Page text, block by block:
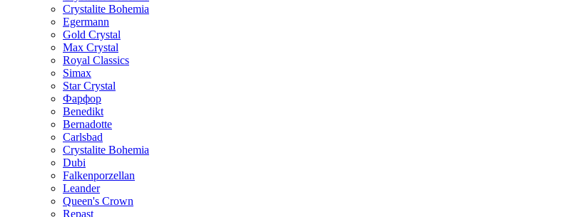
Crystalite Bohemia
Egermann
Gold Crystal
Max Crystal
Royal Classics
Simax
Star Crystal
Фарфор
Benedikt
Bernadotte
Carlsbad
Crystalite Bohemia
Dubi
Falkenporzellan
Leander
Queen's Crown
Repast